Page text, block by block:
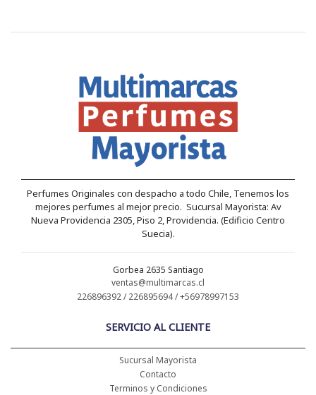
Perfumes Originales con despacho a todo Chile, Tenemos los
mejores perfumes al mejor precio. Sucursal Mayorista: Av
Nueva Providencia 2305, Piso 2, Providencia. (Edificio Centro
Suecia).
Gorbea 2635 Santiago
ventas@multimarcas.cl
226896392 / 226895694 / +56978997153
SERVICIO AL CLIENTE
Sucursal Mayorista
Contacto
Terminos y Condiciones